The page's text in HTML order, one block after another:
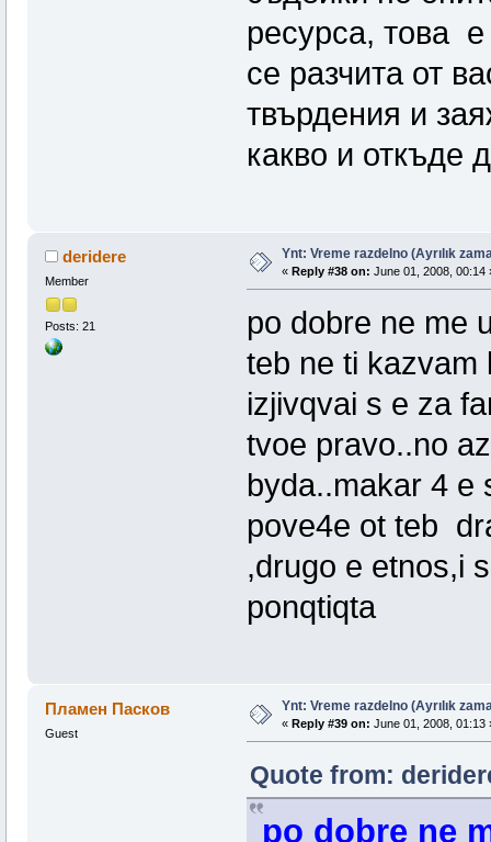
ресурса, това
се разчита от
твърдения и
какво и откъде
deridere
Member
Posts: 21
Ynt: Vreme razdelno (Ayrılık
« Reply #38 on: June 01, 2008, 00:14
po dobre ne me
teb ne ti kazvam
izjivqvai s e za
tvoe pravo..no
byda..makar 4 e
pove4e ot teb
,drugo e etnos,i
ponqtiqta
Пламен Пасков
Guest
Ynt: Vreme razdelno (Ayrılık
« Reply #39 on: June 01, 2008, 01:13
Quote from:
po dobre ne